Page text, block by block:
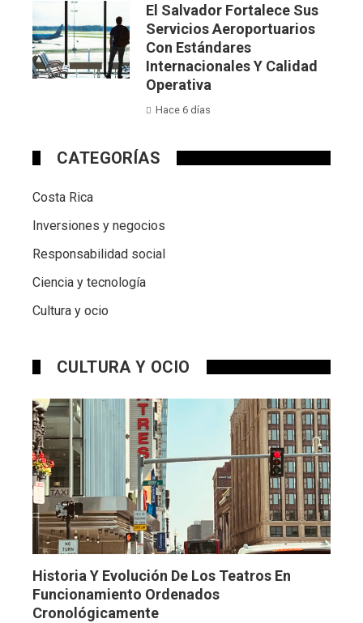
El Salvador Fortalece Sus
Servicios Aeroportuarios
Con Estándares
Internacionales Y Calidad
Operativa
Hace 6 días
CATEGORÍAS
Costa Rica
Inversiones y negocios
Responsabilidad social
Ciencia y tecnología
Cultura y ocio
CULTURA Y OCIO
Historia Y Evolución De Los Teatros En
Funcionamiento Ordenados
Cronológicamente